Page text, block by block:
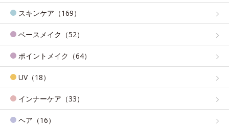
スキンケア（169）
ベースメイク（52）
ポイントメイク（64）
UV（18）
インナーケア（33）
ヘア（16）